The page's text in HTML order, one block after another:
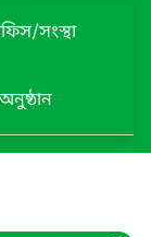
সংস্থা